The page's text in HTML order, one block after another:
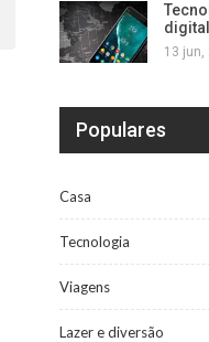
13 jun,
Populares
Casa
Tecnologia
Viagens
Lazer e diversão